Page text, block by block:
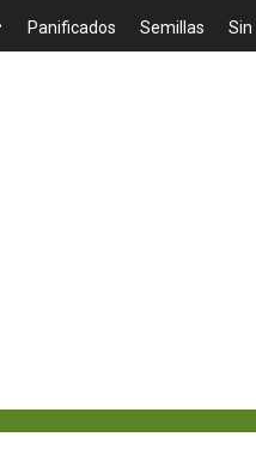
Panificados Semillas Sin